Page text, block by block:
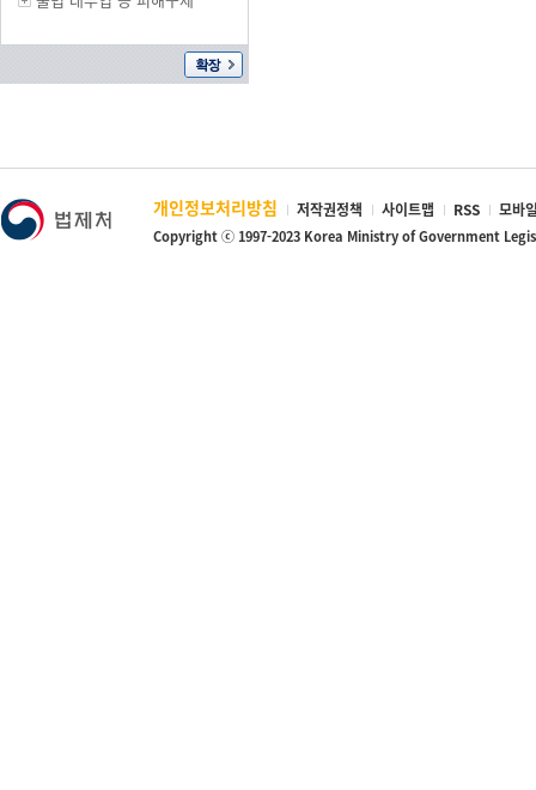
개인정보처리방침 저작권정책 사이트맵 RSS 모바
Copyright ⓒ 1997-2023 Korea Ministry of Government